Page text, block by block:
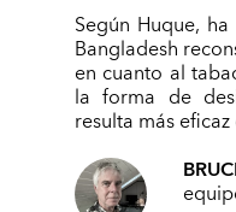
Según Huque,
Bangladesh
en cuanto al
la forma de
resulta más